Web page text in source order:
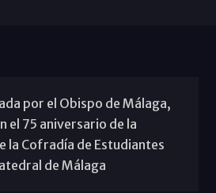
por el Obispo de Málaga,
el 75 aniversario de la
la Cofradía de Estudiantes
de Málaga